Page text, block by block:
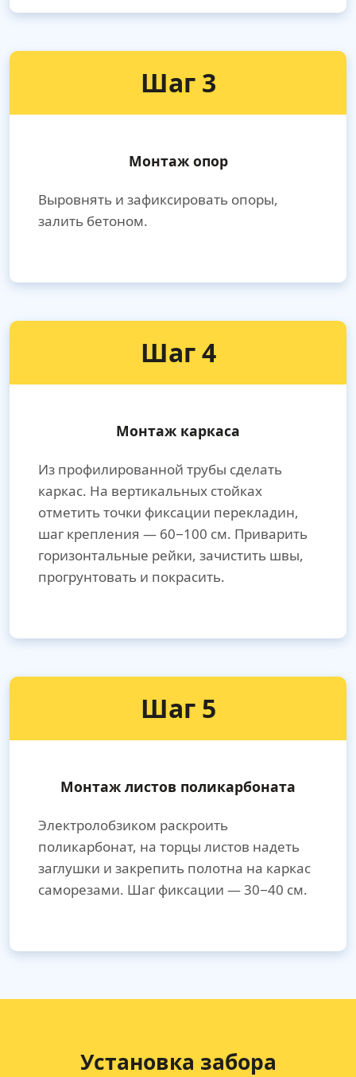
Шаг 3
Монтаж опор
Выровнять и зафиксировать опоры,
залить бетоном.
Шаг 4
Монтаж каркаса
Из профилированной трубы сделать
каркас. На вертикальных стойках
отметить точки фиксации перекладин,
шаг крепления — 60−100 см. Приварить
горизонтальные рейки, зачистить швы,
прогрунтовать и покрасить.
Шаг 5
Монтаж листов поликарбоната
Электролобзиком раскроить
поликарбонат, на торцы листов надеть
заглушки и закрепить полотна на каркас
саморезами. Шаг фиксации — 30−40 см.
Установка забора